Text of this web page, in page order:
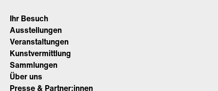
Ihr Besuch
Ausstellungen
Veranstaltungen
Kunstvermittlung
Sammlungen
Über uns
Presse & Partner:innen